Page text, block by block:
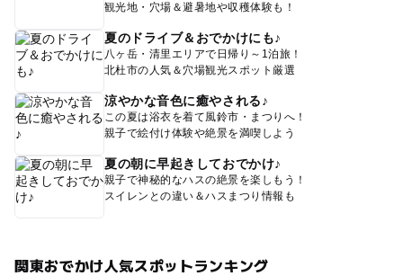
観光地・穴場＆避暑地や収穫体験も！
夏のドライブ＆おでかけにも♪
八ヶ岳・清里エリアで日帰り～1泊旅！
北杜市の人気＆穴場観光スポット厳選
涼やかな音色に癒やされる♪
この夏は浴衣を着て風鈴市・まつりへ！
親子で絵付け体験や絶景を満喫しよう
夏の朝に早起きしておでかけ♪
親子で神秘的なハスの絶景を楽しもう！
スイレンとの違い＆ハスまつり情報も
関東おでかけ人気スポットランキング